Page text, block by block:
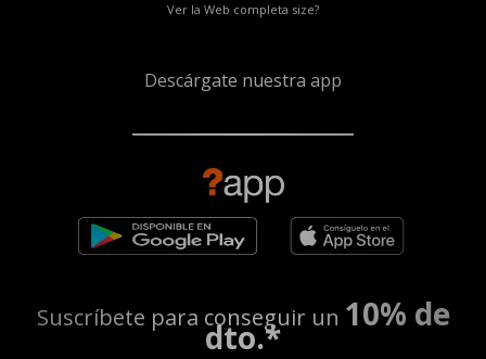
Ver la Web completa size?
Descárgate nuestra app
Suscríbete para conseguir un 10% de
dto.*